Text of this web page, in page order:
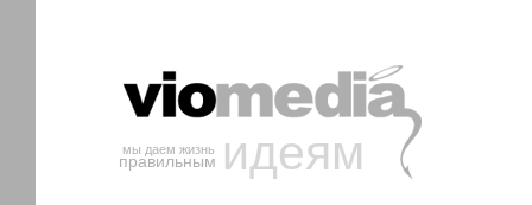
мы даем жизнь
правильным идеям